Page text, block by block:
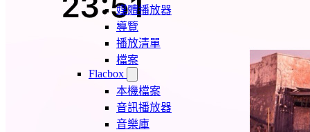
媒體播放器
導覽
播放清單
檔案
Flacbox
本機檔案
音訊播放器
音樂庫